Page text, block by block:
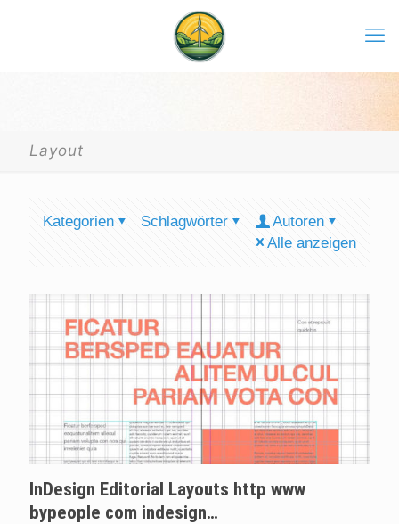
Layout
Kategorien Schlagwörter
Autoren
Alle anzeigen
InDesign Editorial Layouts http www
bypeople com indesign…